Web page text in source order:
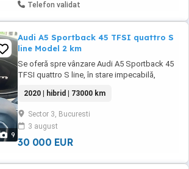
Telefon validat
9
Audi A5 Sportback 45 TFSI quattro S
line Model 2 km
Se oferă spre vânzare Audi A5 Sportback 45
TFSI quattro S line, în stare impecabilă,
Fabricație: 2020 * An model: 2021 (confirmat
de seria VIN cod M) * Prima înmatriculare:
2021 * VIN: WAUZZZF55MA027762 * Motor:
2.0 TFSI 245 CP * Tracțiune: quattro * ...
2020 | hibrid | 73000 km
Sector 3, Bucuresti
3 august
30 000 EUR